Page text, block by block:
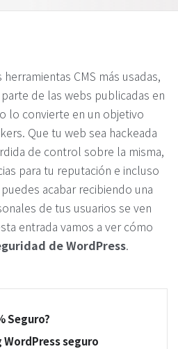
CMS más usadas,
de las webs publicadas en
lo convierte en un objetivo
Que tu web sea hackeada
de control sobre la misma,
para tu reputación e incluso
acabar recibiendo una
de tus usuarios se ven
entrada vamos a ver cómo
de WordPress.
Seguro?
seguro